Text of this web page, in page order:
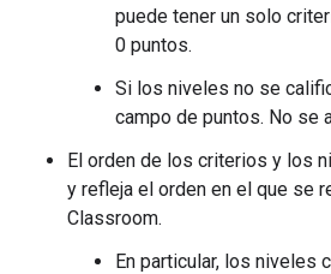
puede tener un solo
0 puntos.
Si los niveles no se
campo de puntos. No se
El orden de los criterios y los
y refleja el orden en el que se
Classroom.
En particular, los niveles